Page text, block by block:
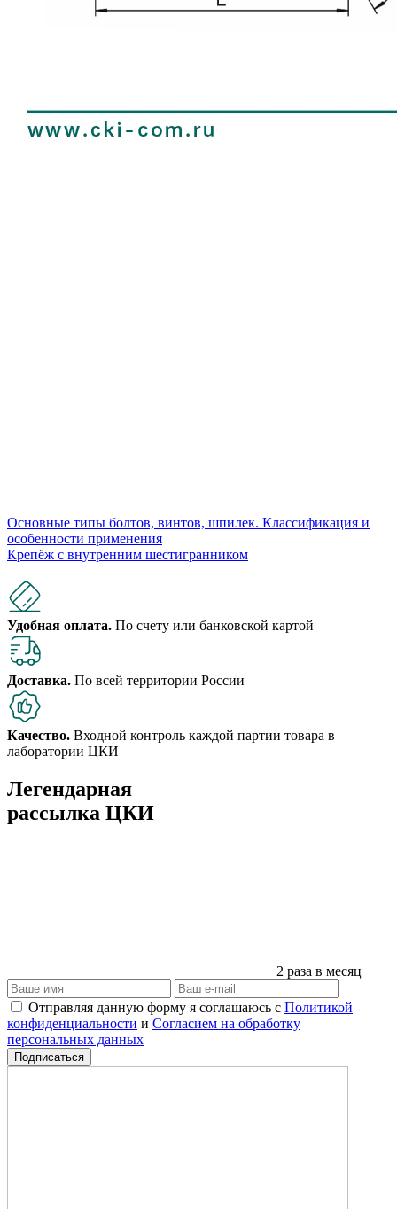
Основные типы болтов, винтов, шпилек. Классификация и
особенности применения
Крепёж с внутренним шестигранником
Удобная оплата. По счету или банковской картой
Доставка. По всей территории России
Качество. Входной контроль каждой партии товара в
лаборатории ЦКИ
Легендарная
рассылка ЦКИ
2 раза в месяц
Отправляя данную форму я соглашаюсь с Политикой
конфиденциальности и Согласием на обработку
персональных данных
Подписаться